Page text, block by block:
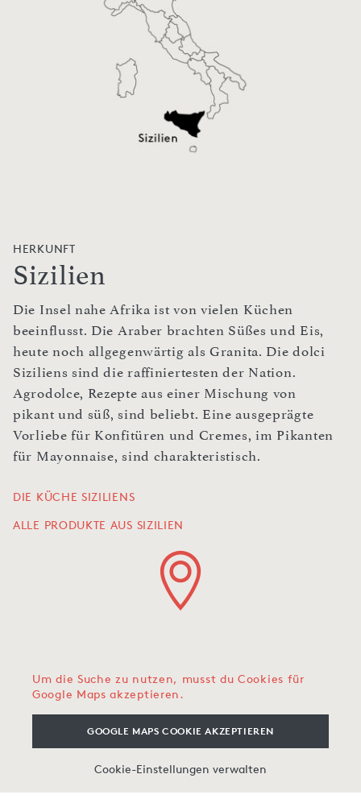
HERKUNFT
Sizilien
Die Insel nahe Afrika ist von vielen Küchen
beeinflusst. Die Araber brachten Süßes und Eis,
heute noch allgegenwärtig als Granita. Die dolci
Siziliens sind die raffiniertesten der Nation.
Agrodolce, Rezepte aus einer Mischung von
pikant und süß, sind beliebt. Eine ausgeprägte
Vorliebe für Konfitüren und Cremes, im Pikanten
für Mayonnaise, sind charakteristisch.
DIE KÜCHE SIZILIENS
ALLE PRODUKTE AUS SIZILIEN
Um die Suche zu nutzen, musst du Cookies für
Google Maps akzeptieren.
GOOGLE MAPS COOKIE AKZEPTIEREN
Cookie-Einstellungen verwalten